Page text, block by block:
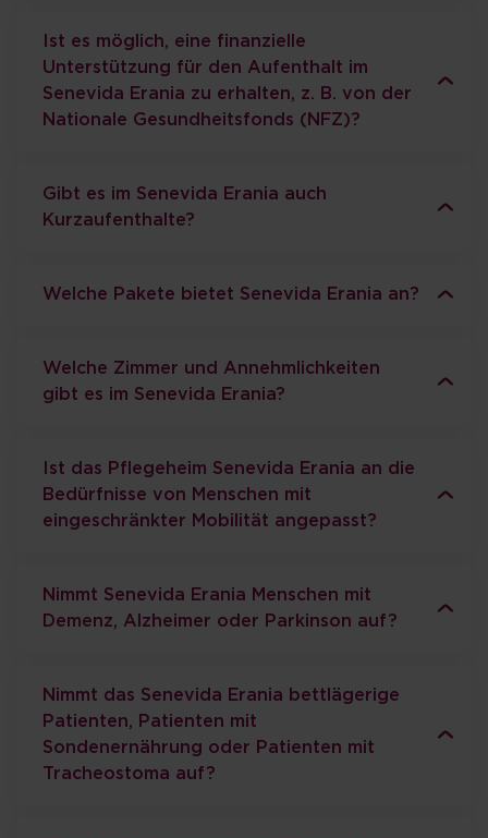
Ist es möglich, eine finanzielle
Unterstützung für den Aufenthalt im
Senevida Erania zu erhalten, z. B. von der
Nationale Gesundheitsfonds (NFZ)?
Gibt es im Senevida Erania auch
Kurzaufenthalte?
Welche Pakete bietet Senevida Erania an?
Welche Zimmer und Annehmlichkeiten
gibt es im Senevida Erania?
Ist das Pflegeheim Senevida Erania an die
Bedürfnisse von Menschen mit
eingeschränkter Mobilität angepasst?
Nimmt Senevida Erania Menschen mit
Demenz, Alzheimer oder Parkinson auf?
Nimmt das Senevida Erania bettlägerige
Patienten, Patienten mit
Sondenernährung oder Patienten mit
Tracheostoma auf?